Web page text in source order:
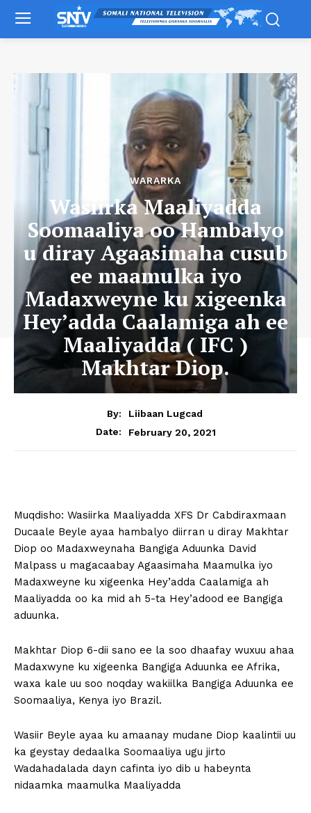
WARARKA
Wasiirka Maaliyadda
Soomaaliya oo Hambalyo
u diray Agaasimaha cusub
ee maamulka iyo
Madaxweyne ku xigeenka
Hey’adda Caalamiga ah ee
Maaliyadda ( IFC )
Makhtar Diop.
By:
Liibaan Lugcad
Date:
February 20, 2021
Muqdisho: Wasiirka Maaliyadda XFS Dr Cabdiraxmaan
Ducaale Beyle ayaa hambalyo diirran u diray Makhtar
Diop oo Madaxweynaha Bangiga Aduunka David
Malpass u magacaabay Agaasimaha Maamulka iyo
Madaxweyne ku xigeenka Hey’adda Caalamiga ah
Maaliyadda oo ka mid ah 5-ta Hey’adood ee Bangiga
aduunka.
Makhtar Diop 6-dii sano ee la soo dhaafay wuxuu ahaa
Madaxwyne ku xigeenka Bangiga Aduunka ee Afrika,
waxa kale uu soo noqday wakiilka Bangiga Aduunka ee
Soomaaliya, Kenya iyo Brazil.
Wasiir Beyle ayaa ku amaanay mudane Diop kaalintii uu
ka geystay dedaalka Soomaaliya ugu jirto
Wadahadalada dayn cafinta iyo dib u habeynta
nidaamka maamulka Maaliyadda